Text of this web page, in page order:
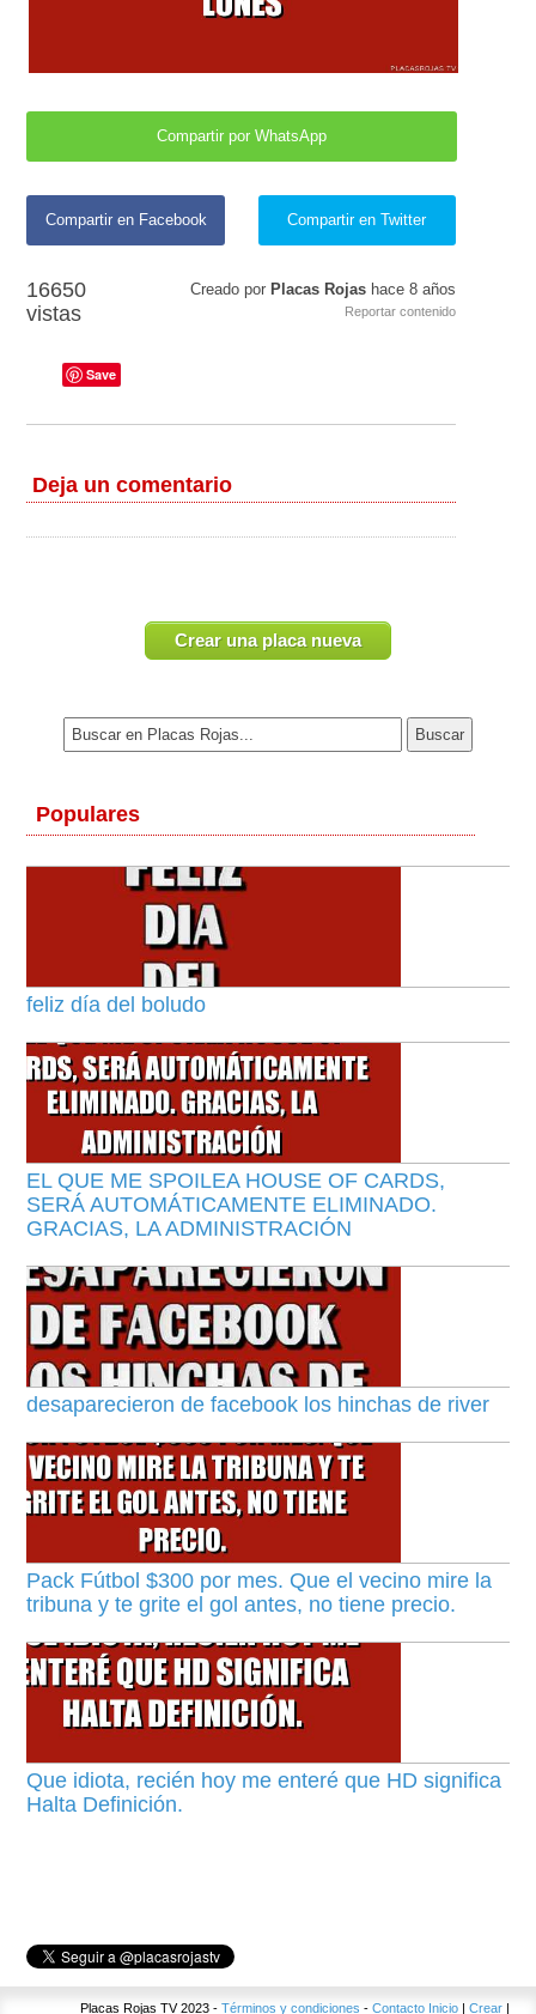
Compartir por WhatsApp
Compartir en Facebook Compartir en Twitter
16650
vistas
Creado por Placas Rojas hace8 años
Reportar contenido
Save
Deja un comentario
Crear una placa nueva
Populares
feliz día del boludo
EL QUE ME SPOILEA HOUSE OF CARDS,
SERÁ AUTOMÁTICAMENTE ELIMINADO.
GRACIAS, LA ADMINISTRACIÓN
desaparecieron de facebook los hinchas de river
Pack Fútbol $300 por mes. Que el vecino mire la
tribuna y te grite el gol antes, no tiene precio.
Que idiota, recién hoy me enteré que HD significa
Halta Definición.
Placas Rojas TV 2023 - Términos y condiciones - Contacto Inicio| Crear|